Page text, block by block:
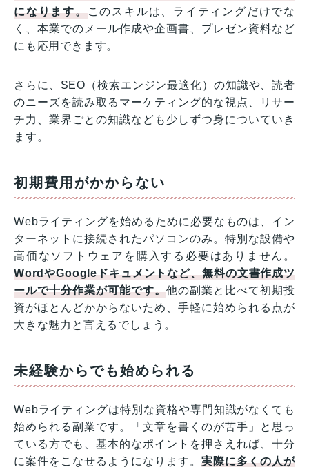
になります。このスキルは、ライティングだけでな
く、本業でのメール作成や企画書、プレゼン資料など
にも応用できます。
さらに、SEO（検索エンジン最適化）の知識や、読者
のニーズを読み取るマーケティング的な視点、リサー
チ力、業界ごとの知識なども少しずつ身についていき
ます。
初期費用がかからない
Webライティングを始めるために必要なものは、イン
ターネットに接続されたパソコンのみ。特別な設備や
高価なソフトウェアを購入する必要はありません。
WordやGoogleドキュメントなど、無料の文書作成ツ
ールで十分作業が可能です。他の副業と比べて初期投
資がほとんどかからないため、手軽に始められる点が
大きな魅力と言えるでしょう。
未経験からでも始められる
Webライティングは特別な資格や専門知識がなくても
始められる副業です。「文章を書くのが苦手」と思っ
ている方でも、基本的なポイントを押さえれば、十分
に案件をこなせるようになります。実際に多くの人が